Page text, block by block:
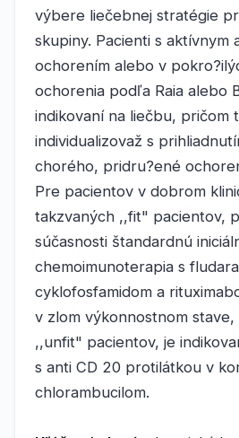
výbere liečebnej stratégie
skupiny. Pacienti s aktívnym
ochorením alebo v
ochorenia podľa Raia alebo
indikovaní na liečbu, pričom
individualizovaž s
chorého, pridru?ené
Pre pacientov v dobrom
takzvaných ,,fit" pacientov,
súčasnosti štandardnú
chemoimunoterapia s
cyklofosfamidom a
v zlom výkonnostnom
,,unfit" pacientov, je
s anti CD 20 protilátkou v
chlorambucilom.